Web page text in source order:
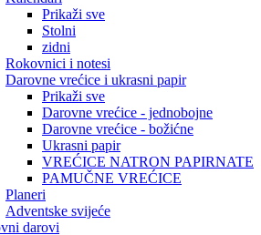
Prikaži sve
Stolni
zidni
Rokovnici i notesi
Darovne vrećice i ukrasni papir
Prikaži sve
Darovne vrećice - jednobojne
Darovne vrećice - božićne
Ukrasni papir
VREĆICE NATRON PAPIRNATE
PAMUČNE VREĆICE
Planeri
Adventske svijeće
darovi